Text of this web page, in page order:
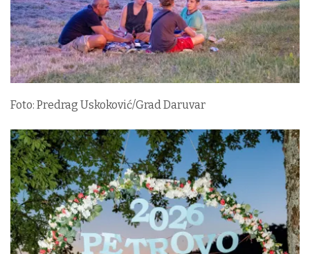
Foto: Predrag Uskoković/Grad Daruvar